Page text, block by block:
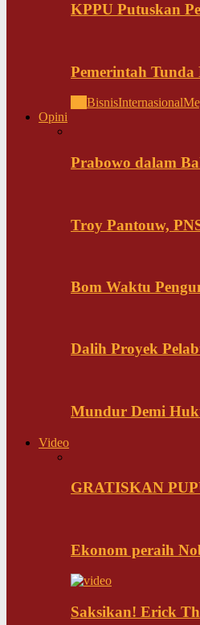
KPPU Putuskan
Pemerintah
BisnisInternasional
Opini
Prabowo dalam
Troy Pantouw,
Bom Waktu
Dalih Proyek
Mundur Demi
Video
GRATISKAN
Ekonom peraih
Saksikan! Erick